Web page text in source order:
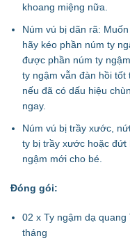
khoang miệng nữa.
Núm vú bị dãn rã:
hãy kéo phần núm ty
được phần núm ty
ty ngậm vẫn đàn hồi tốt
nếu đã có dấu hiệu
ngay.
Núm vú bị trầy xước,
ty bị trầy xước hoặc đứt
ngậm mới cho bé.
Đóng gói:
02 x Ty ngậm dạ quang
tháng